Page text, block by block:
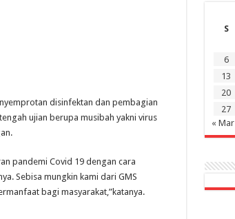
disinfektan dan pembagian
ujian berupa musibah yakni virus
pandemi Covid 19 dengan cara
Sebisa mungkin kami dari GMS
bagi masyarakat,”katanya.
S
6
13
20
27
« Mar